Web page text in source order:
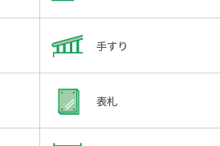
手すり
表札